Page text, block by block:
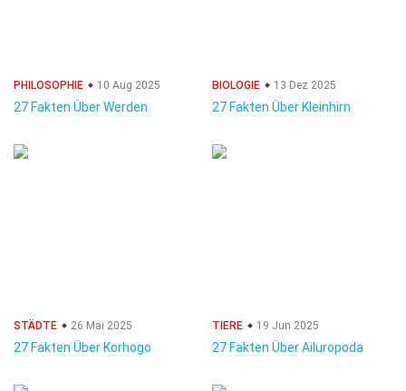
PHILOSOPHIE 10 Aug 2025
27 Fakten Über Werden
BIOLOGIE 13 Dez 2025
27 Fakten Über Kleinhirn
STÄDTE 26 Mai 2025
27 Fakten Über Korhogo
TIERE 19 Jun 2025
27 Fakten Über Ailuropoda